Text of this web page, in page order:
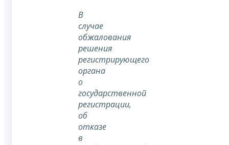
В
случае
обжалования
решения
регистрирующего
органа
о
государственной
регистрации,
об
отказе
в